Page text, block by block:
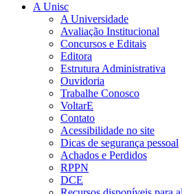
A Unisc
A Universidade
Avaliação Institucional
Concursos e Editais
Editora
Estrutura Administrativa
Ouvidoria
Trabalhe Conosco
VoltarE
Contato
Acessibilidade no site
Dicas de segurança pessoal
Achados e Perdidos
RPPN
DCE